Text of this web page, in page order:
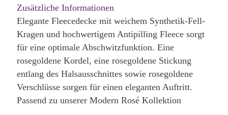
Zusätzliche Informationen
Elegante Fleecedecke mit weichem Synthetik-Fell-
Kragen und hochwertigem Antipilling Fleece sorgt
für eine optimale Abschwitzfunktion. Eine
rosegoldene Kordel, eine rosegoldene Stickung
entlang des Halsausschnittes sowie rosegoldene
Verschlüsse sorgen für einen eleganten Auftritt.
Passend zu unserer Modern Rosé Kollektion